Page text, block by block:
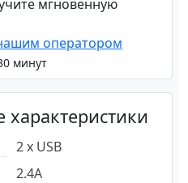
мгновенную
оператором
минут
2 x USB
2.4A